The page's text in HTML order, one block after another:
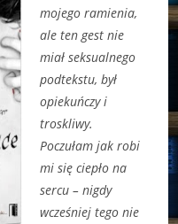
mojego ramienia,
ale ten gest nie
miał seksualnego
podtekstu, był
opiekuńczy i
troskliwy.
Poczułam jak robi
mi się ciepło na
sercu – nigdy
wcześniej tego nie